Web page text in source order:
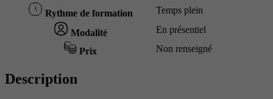
Rythme de formation Temps plein
Modalité En présentiel
Prix Non renseigné
Description